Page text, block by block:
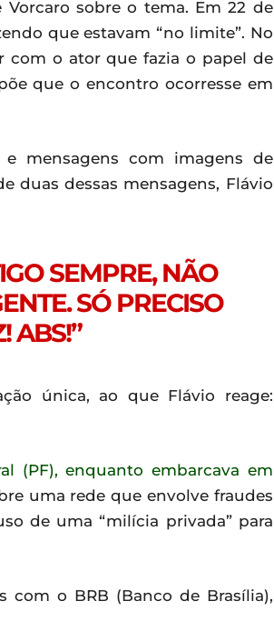
sobre o tema. Em 22 de
que estavam “no limite”. No
com o ator que fazia o papel de
que o encontro ocorresse em
mensagens com imagens de
duas dessas mensagens, Flávio
SEMPRE, NÃO
SÓ PRECISO
ABS!”
única, ao que Flávio reage:
(PF), enquanto embarcava em
uma rede que envolve fraudes
de uma “milícia privada” para
com o BRB (Banco de Brasília),